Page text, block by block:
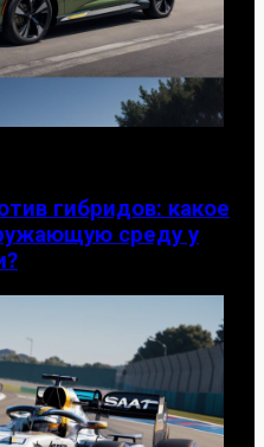
гибридов: какое
среду у